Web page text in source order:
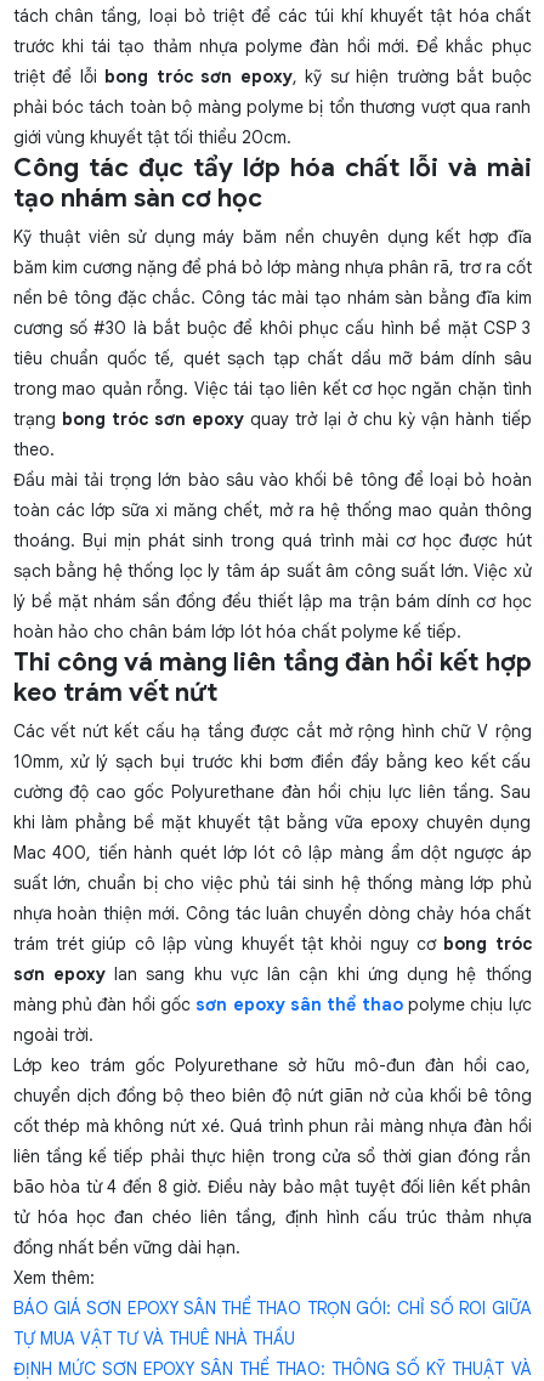
tách chân tầng, loại bỏ triệt để các túi khí khuyết tật hóa chất
trước khi tái tạo thảm nhựa polyme đàn hồi mới. Để khắc phục
triệt để lỗi bong tróc sơn epoxy, kỹ sư hiện trường bắt buộc
phải bóc tách toàn bộ màng polyme bị tổn thương vượt qua ranh
giới vùng khuyết tật tối thiểu 20cm.
Công tác đục tẩy lớp hóa chất lỗi và mài
tạo nhám sàn cơ học
Kỹ thuật viên sử dụng máy băm nền chuyên dụng kết hợp đĩa
băm kim cương nặng để phá bỏ lớp màng nhựa phân rã, trơ ra cốt
nền bê tông đặc chắc. Công tácmài tạo nhám sàn bằng đĩa kim
cương số #30 là bắt buộc để khôi phục cấu hình bề mặt CSP 3
tiêu chuẩn quốc tế, quét sạch tạp chất dầu mỡ bám dính sâu
trong mao quản rỗng. Việc tái tạo liên kết cơ học ngăn chặn tình
trạng bong tróc sơn epoxy quay trở lại ở chu kỳ vận hành tiếp
theo.
Đầu mài tải trọng lớn bào sâu vào khối bê tông để loại bỏ hoàn
toàn các lớp sữa xi măng chết, mở ra hệ thống mao quản thông
thoáng. Bụi mịn phát sinh trong quá trình mài cơ học được hút
sạch bằng hệ thống lọc ly tâm áp suất âm công suất lớn. Việc xử
lý bề mặt nhám sần đồng đều thiết lập ma trận bám dính cơ học
hoàn hảo cho chân bám lớp lót hóa chất polyme kế tiếp.
Thi công vá màng liên tầng đàn hồi kết hợp
keo trám vết nứt
Các vết nứt kết cấu hạ tầng được cắt mở rộng hình chữ V rộng
10mm, xử lý sạch bụi trước khi bơm điền đầy bằng keo kết cấu
cường độ cao gốc Polyurethane đàn hồi chịu lực liên tầng. Sau
khi làm phẳng bề mặt khuyết tật bằng vữa epoxy chuyên dụng
Mac 400, tiến hành quét lớp lót cô lập màng ẩm dột ngược áp
suất lớn, chuẩn bị cho việc phủ tái sinh hệ thống màng lớp phủ
nhựa hoàn thiện mới. Công tác luân chuyển dòng chảy hóa chất
trám trét giúp cô lập vùng khuyết tật khỏi nguy cơ bong tróc
sơn epoxylan sang khu vực lân cận khi ứng dụng hệ thống
màng phủ đàn hồi gốc sơn epoxy sân thể thaopolyme chịu lực
ngoài trời.
Lớp keo trám gốc Polyurethane sở hữu mô-đun đàn hồi cao,
chuyển dịch đồng bộ theo biên độ nứt giãn nở của khối bê tông
cốt thép mà không nứt xé. Quá trình phun rải màng nhựa đàn hồi
liên tầng kế tiếp phải thực hiện trong cửa sổ thời gian đóng rắn
bão hòa từ 4 đến 8 giờ. Điều này bảo mật tuyệt đối liên kết phân
tử hóa học đan chéo liên tầng, định hình cấu trúc thảm nhựa
đồng nhất bền vững dài hạn.
Xem thêm:
BÁO GIÁ SƠN EPOXY SÂN THỂ THAO TRỌN GÓI: CHỈ SỐ ROI GIỮA
TỰ MUA VẬT TƯ VÀ THUÊ NHÀ THẦU
ĐỊNH MỨC SƠN EPOXY SÂN THỂ THAO: THÔNG SỐ KỸ THUẬT VÀ